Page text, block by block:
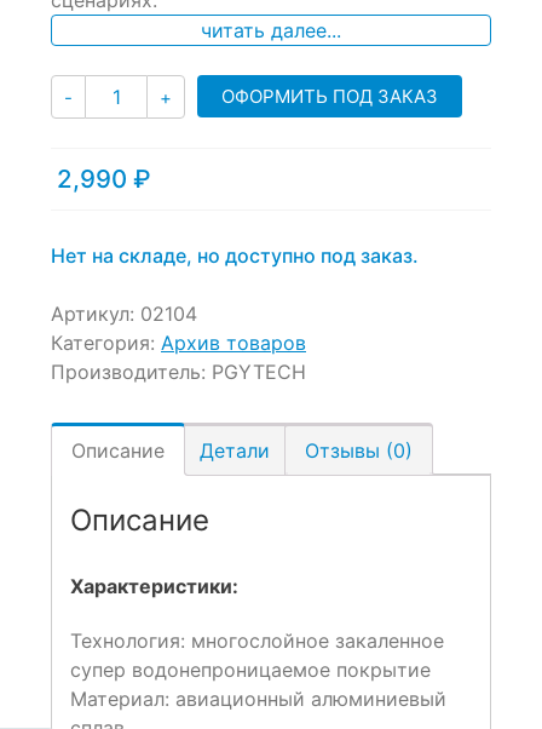
читать далее...
- Количество
+ ОФОРМИТЬ ПОД ЗАКАЗ
2,990 ₽
Нет на складе, но доступно под заказ.
Артикул: 02104
Категория: Архив товаров
Производитель: PGYTECH
Описание Детали Отзывы (0)
Описание
Характеристики:
Технология: многослойное закаленное
супер водонепроницаемое покрытие
Материал: авиационный алюминиевый